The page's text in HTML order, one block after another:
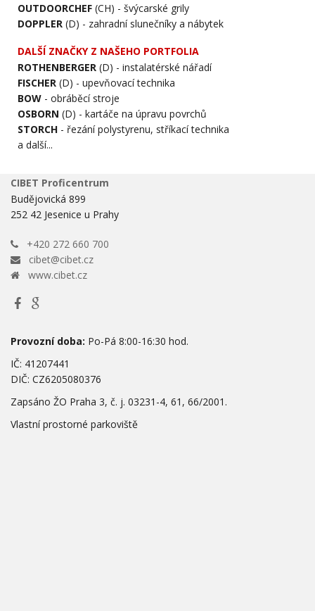
OUTDOORCHEF (CH) - švýcarské grily
DOPPLER (D) - zahradní slunečníky a nábytek
DALŠÍ ZNAČKY Z NAŠEHO PORTFOLIA
ROTHENBERGER (D) - instalatérské nářadí
FISCHER (D) - upevňovací technika
BOW - obráběcí stroje
OSBORN (D) - kartáče na úpravu povrchů
STORCH - řezání polystyrenu, stříkací technika
a další...
CIBET Proficentrum
Budějovická 899
252 42 Jesenice u Prahy
+420 272 660 700
cibet@cibet.cz
www.cibet.cz
Provozní doba: Po-Pá 8:00-16:30 hod.
IČ: 41207441
DIČ: CZ6205080376
Zapsáno ŽO Praha 3, č. j. 03231-4, 61, 66/2001.
Vlastní prostorné parkoviště